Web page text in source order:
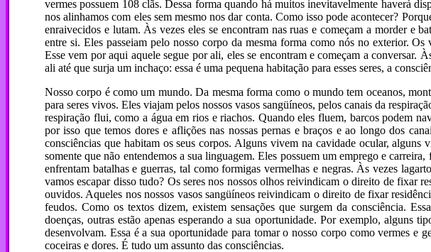
vermes possuem 108 clãs. Dessa forma quando há muitos inevitavelmente haverá
nos alinhamos com eles sem mesmo nos dar conta. Como isso pode acontecer?
enraivecidos e lutam. Às vezes eles se encontram nas ruas e começam a morder e
entre si. Eles passeiam pelo nosso corpo da mesma forma como nós no exterior. Os
Esse vem por aqui aquele segue por ali, eles se encontram e começam a conversar.
ali até que surja um inchaço: essa é uma pequena habitação para esses seres, a
Nosso corpo é como um mundo. Da mesma forma como o mundo tem oceanos,
para seres vivos. Eles viajam pelos nossos vasos sangüíneos, pelos canais da
respiração flui, como a água em rios e riachos. Quando eles fluem, barcos podem
por isso que temos dores e aflições nas nossas pernas e braços e ao longo dos
consciências que habitam os seus corpos. Alguns vivem na cavidade ocular, alguns
somente que não entendemos a sua linguagem. Eles possuem um emprego e
enfrentam batalhas e guerras, tal como formigas vermelhas e negras. Às vezes
vamos escapar disso tudo? Os seres nos nossos olhos reivindicam o direito de fixar
ouvidos. Aqueles nos nossos vasos sangüíneos reivindicam o direito de fixar
feudos. Como os textos dizem, existem sensações que surgem da consciência.
doenças, outras estão apenas esperando a sua oportunidade. Por exemplo, alguns
desenvolvam. Essa é a sua oportunidade para tomar o nosso corpo como vermes e
coceiras e dores. É tudo um assunto das consciências.